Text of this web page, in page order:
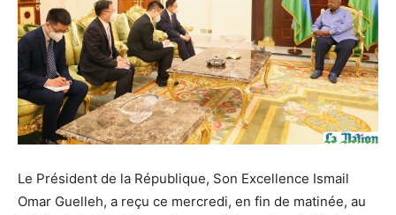
Le Président de la République, Son Excellence Ismail
Omar Guelleh, a reçu ce mercredi, en fin de matinée, au